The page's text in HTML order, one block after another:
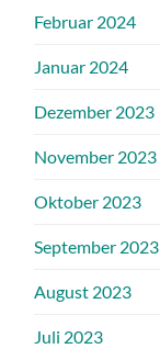
Februar 2024
Januar 2024
Dezember 2023
November 2023
Oktober 2023
September 2023
August 2023
Juli 2023